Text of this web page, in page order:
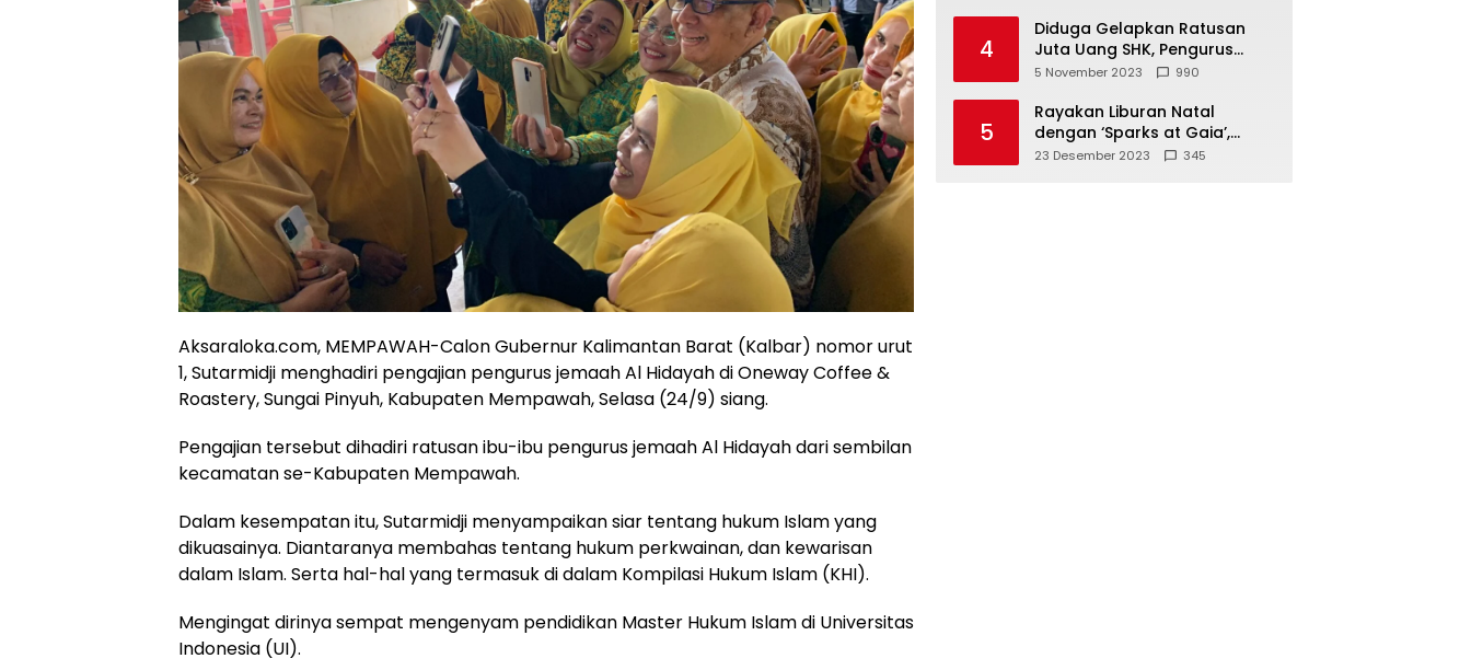
Aksaraloka.com, MEMPAWAH-Calon Gubernur Kalimantan Barat (Kalbar) nomor urut
1, Sutarmidji menghadiri pengajian pengurus jemaah Al Hidayah di Oneway Coffee &
Roastery, Sungai Pinyuh, Kabupaten Mempawah, Selasa (24/9) siang.
Pengajian tersebut dihadiri ratusan ibu-ibu pengurus jemaah Al Hidayah dari sembilan
kecamatan se-Kabupaten Mempawah.
Dalam kesempatan itu, Sutarmidji menyampaikan siar tentang hukum Islam yang
dikuasainya. Diantaranya membahas tentang hukum perkwainan, dan kewarisan
dalam Islam. Serta hal-hal yang termasuk di dalam Kompilasi Hukum Islam (KHI).
Mengingat dirinya sempat mengenyam pendidikan Master Hukum Islam di Universitas
Indonesia (UI).
4
Diduga Gelapkan Ratusan
Juta Uang SHK, Pengurus
Koperasi SUB Dilaporkan ke
5 November 2023 990
5
Rayakan Liburan Natal
dengan ‘Sparks at Gaia’,
Sajikan Tempat Foto Estetik
23 Desember 2023 345